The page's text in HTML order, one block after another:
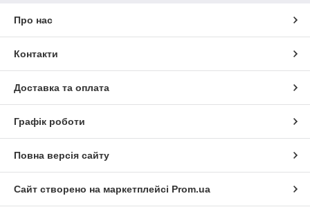
Про нас
Контакти
Доставка та оплата
Графік роботи
Повна версія сайту
Сайт створено на маркетплейсі Prom.ua